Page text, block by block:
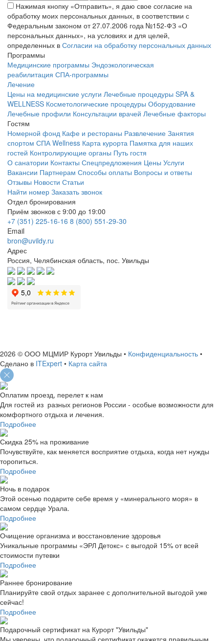
Нажимая кнопку «Отправить», я даю свое согласие на
обработку моих персональных данных, в соответствии с
Федеральным законом от 27.07.2006 года №152-ФЗ «О
персональных данных», на условиях и для целей,
определенных в Согласии на обработку персональных данных
Программы
Медицинские программы Эндоэкологическая
реабилитация СПА-программы
Лечение
Цены на медицинские услуги Лечебные процедуры SPA &
WELLNESS Косметологические процедуры Оборудование
Лечебные профили Консультации врачей Лечебные факторы
Гостям
Номерной фонд Кафе и рестораны Развлечение Занятия
спортом СПА Wellness Карта курорта Памятка для наших
гостей Контролирующие органы Путь гостя
О санатории Контакты Спецпредложения Цены Услуги
Вакансии Партнерам Способы оплаты Вопросы и ответы
Отзывы Новости Статьи
Найти номер Заказать звонок
Отдел бронирования
Приём звонков с 9:00 до 19:00
+7 (351) 225-16-16 8 (800) 551-29-30
Email
bron@uvildy.ru
Адрес
Россия, Челябинская область, пос. Увильды
2026 © ООО МЦМИР Курорт Увильды • Конфиденциальность •
Сделано в ITExpert • Карта сайта
Оплатим проезд, перелет к нам
Для гостей из разных регионов России - особые возможности для
комфортного отдыха и лечения.
Подробнее
Скидка 25% на проживание
Почувствуйте, как меняется восприятие отдыха, когда нет нужды
торопиться.
Подробнее
Ночь в подарок
Этой осенью подарите себе время у «минерального моря» в
самом сердце Урала.
Подробнее
Очищение организма и восстановление здоровья
Уникальные программы «ЭРЛ Детокс» с выгодой 15% от всей
стоимости путевки
Подробнее
Раннее бронирование
Планируйте свой отдых заранее с дополнительной выгодой уже
сейчас!
Подробнее
Подарочный сертификат на Курорт "Увильды"
Мы уверены, что подарочный сертификат окажется правильным,